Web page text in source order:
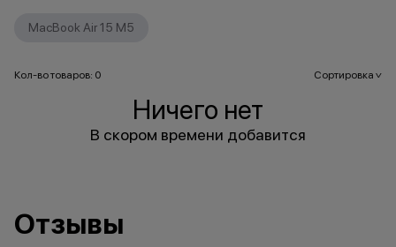
MacBook Air 15 M5
Кол-во товаров: 0 Сортировка>
Ничего нет
В скором времени добавится
Отзывы